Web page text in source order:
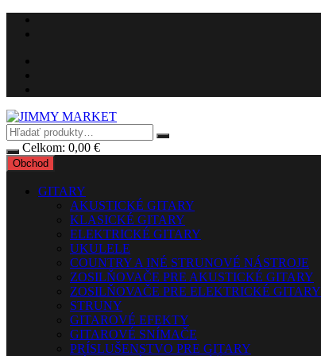
Preskočiť
Celkom: 0,00 €
Obchod
GITARY
AKUSTICKÉ GITARY
KLASICKÉ GITARY
ELEKTRICKÉ GITARY
UKULELE
COUNTRY A INÉ STRUNOVÉ NÁSTROJE
ZOSILŇOVAČE PRE AKUSTICKÉ GITARY
ZOSILŇOVAČE PRE ELEKTRICKÉ GITARY
STRUNY
GITAROVÉ EFEKTY
GITAROVÉ SNÍMAČE
PRÍSLUŠENSTVO PRE GITARY